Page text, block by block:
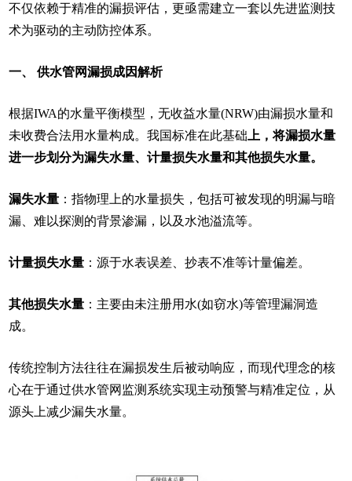
不仅依赖于精准的漏损评估，更亟需建立一套以先进监测技
术为驱动的主动防控体系。
一、 供水管网漏损成因解析
根据IWA的水量平衡模型，无收益水量(NRW)由漏损水量和
未收费合法用水量构成。我国标准在此基础 上，将漏损水量
进一步划分为漏失水量、计量损失水量和其他损失水量。
漏失水量 ：指物理上的水量损失，包括可被发现的明漏与暗
漏、难以探测的背景渗漏，以及水池溢流等。
计量损失水量 ：源于水表误差、抄表不准等计量偏差。
其他损失水量 ：主要由未注册用水(如窃水)等管理漏洞造
成。
传统控制方法往往在漏损发生后被动响应，而现代理念的核
心在于通过供水管网监测系统实现主动预警与精准定位，从
源头上减少漏失水量。